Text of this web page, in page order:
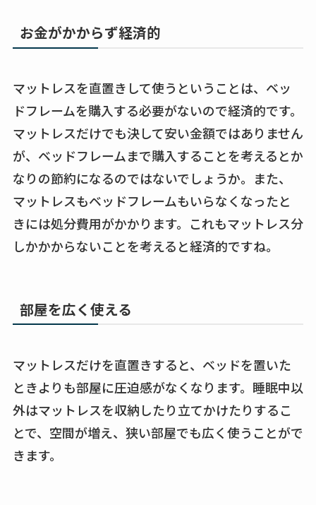
お金がかからず経済的
マットレスを直置きして使うということは、ベッ
ドフレームを購入する必要がないので経済的です。
マットレスだけでも決して安い金額ではありません
が、ベッドフレームまで購入することを考えるとか
なりの節約になるのではないでしょうか。また、
マットレスもベッドフレームもいらなくなったと
きには処分費用がかかります。これもマットレス分
しかかからないことを考えると経済的ですね。
部屋を広く使える
マットレスだけを直置きすると、ベッドを置いた
ときよりも部屋に圧迫感がなくなります。睡眠中以
外はマットレスを収納したり立てかけたりするこ
とで、空間が増え、狭い部屋でも広く使うことがで
きます。